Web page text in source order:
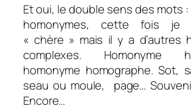
Et oui, le double sens des mots
homonymes, cette fois je
« chère » mais il y a d’autres
complexes. Homonyme
homonyme homographe. Sot,
seau ou moule, page…
Encore…